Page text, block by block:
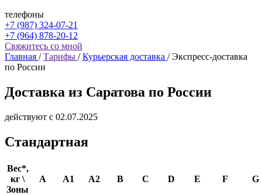
телефоны
+7 (987) 324-07-21
+7 (964) 878-20-12
Свяжитесь со мной
Главная /Тарифы /Курьерская доставка /Экспресс-доставка
по России
Доставка из Саратова по России
действуют с 02.07.2025
Стандартная
Вес*,
кг \
Зоны
A A1 A2 B C D E F G